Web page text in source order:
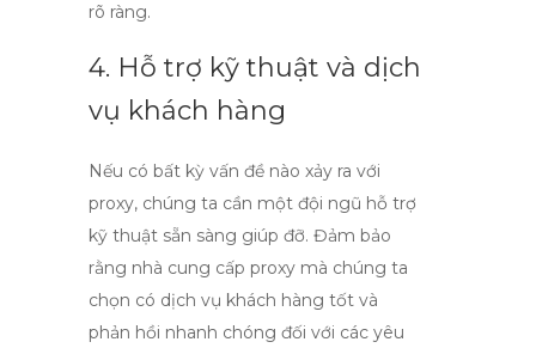
rõ ràng.
4. Hỗ trợ kỹ thuật và dịch
vụ khách hàng
Nếu có bất kỳ vấn đề nào xảy ra với
proxy, chúng ta cần một đội ngũ hỗ trợ
kỹ thuật sẵn sàng giúp đỡ. Đảm bảo
rằng nhà cung cấp proxy mà chúng ta
chọn có dịch vụ khách hàng tốt và
phản hồi nhanh chóng đối với các yêu